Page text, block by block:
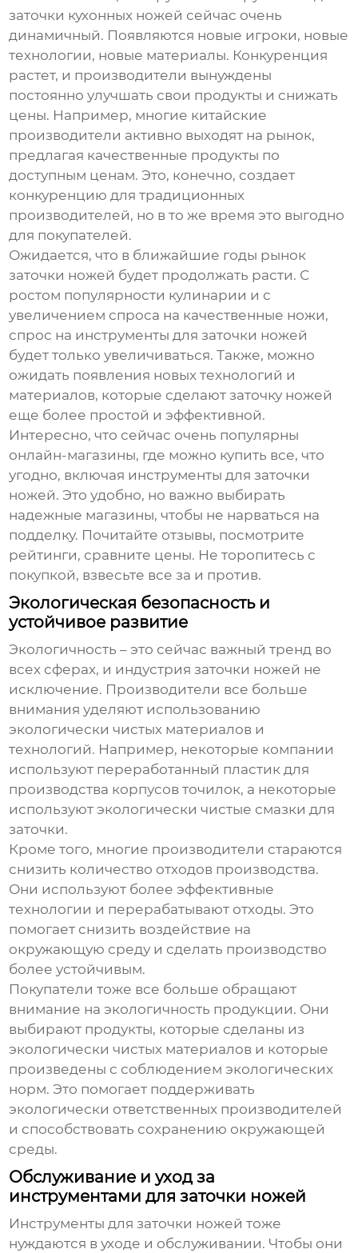
заточки кухонных ножей сейчас очень
динамичный. Появляются новые игроки, новые
технологии, новые материалы. Конкуренция
растет, и производители вынуждены
постоянно улучшать свои продукты и снижать
цены. Например, многие китайские
производители активно выходят на рынок,
предлагая качественные продукты по
доступным ценам. Это, конечно, создает
конкуренцию для традиционных
производителей, но в то же время это выгодно
для покупателей.
Ожидается, что в ближайшие годы рынок
заточки ножей будет продолжать расти. С
ростом популярности кулинарии и с
увеличением спроса на качественные ножи,
спрос на инструменты для заточки ножей
будет только увеличиваться. Также, можно
ожидать появления новых технологий и
материалов, которые сделают заточку ножей
еще более простой и эффективной.
Интересно, что сейчас очень популярны
онлайн-магазины, где можно купить все, что
угодно, включая инструменты для заточки
ножей. Это удобно, но важно выбирать
надежные магазины, чтобы не нарваться на
подделку. Почитайте отзывы, посмотрите
рейтинги, сравните цены. Не торопитесь с
покупкой, взвесьте все за и против.
Экологическая безопасность и
устойчивое развитие
Экологичность – это сейчас важный тренд во
всех сферах, и индустрия заточки ножей не
исключение. Производители все больше
внимания уделяют использованию
экологически чистых материалов и
технологий. Например, некоторые компании
используют переработанный пластик для
производства корпусов точилок, а некоторые
используют экологически чистые смазки для
заточки.
Кроме того, многие производители стараются
снизить количество отходов производства.
Они используют более эффективные
технологии и перерабатывают отходы. Это
помогает снизить воздействие на
окружающую среду и сделать производство
более устойчивым.
Покупатели тоже все больше обращают
внимание на экологичность продукции. Они
выбирают продукты, которые сделаны из
экологически чистых материалов и которые
произведены с соблюдением экологических
норм. Это помогает поддерживать
экологически ответственных производителей
и способствовать сохранению окружающей
среды.
Обслуживание и уход за
инструментами для заточки ножей
Инструменты для заточки ножей тоже
нуждаются в уходе и обслуживании. Чтобы они